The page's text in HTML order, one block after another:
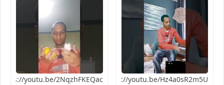
https://youtu.be/Hz4a0sR2m5Uما